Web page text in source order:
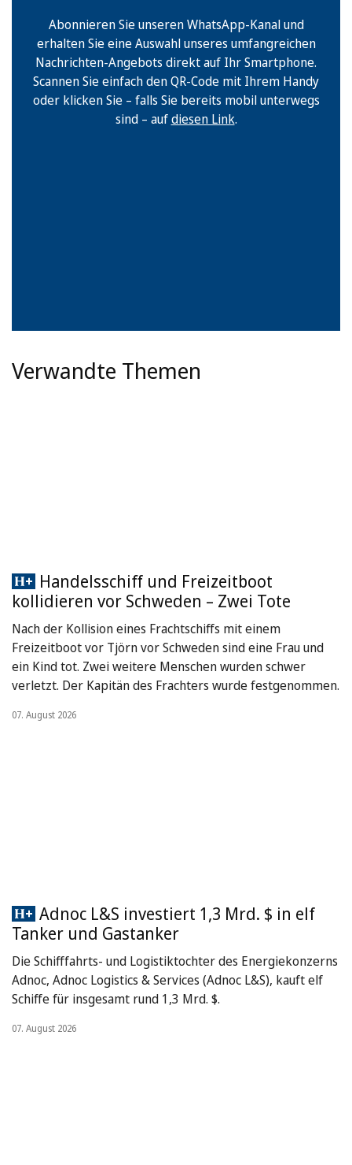
Abonnieren Sie unseren WhatsApp-Kanal und
erhalten Sie eine Auswahl unseres umfangreichen
Nachrichten-Angebots direkt auf Ihr Smartphone.
Scannen Sie einfach den QR-Code mit Ihrem Handy
oder klicken Sie – falls Sie bereits mobil unterwegs
sind – aufdiesen Link.
Verwandte Themen
Handelsschiff und Freizeitboot
kollidieren vor Schweden – Zwei Tote
Nach der Kollision eines Frachtschiffs mit einem
Freizeitboot vor Tjörn vor Schweden sind eine Frau und
ein Kind tot. Zwei weitere Menschen wurden schwer
verletzt. Der Kapitän des Frachters wurde festgenommen.
07. August 2026
Adnoc L&S investiert 1,3 Mrd. $ in elf
Tanker und Gastanker
Die Schifffahrts- und Logistiktochter des Energiekonzerns
Adnoc, Adnoc Logistics & Services (Adnoc L&S), kauft elf
Schiffe für insgesamt rund 1,3 Mrd. $.
07. August 2026